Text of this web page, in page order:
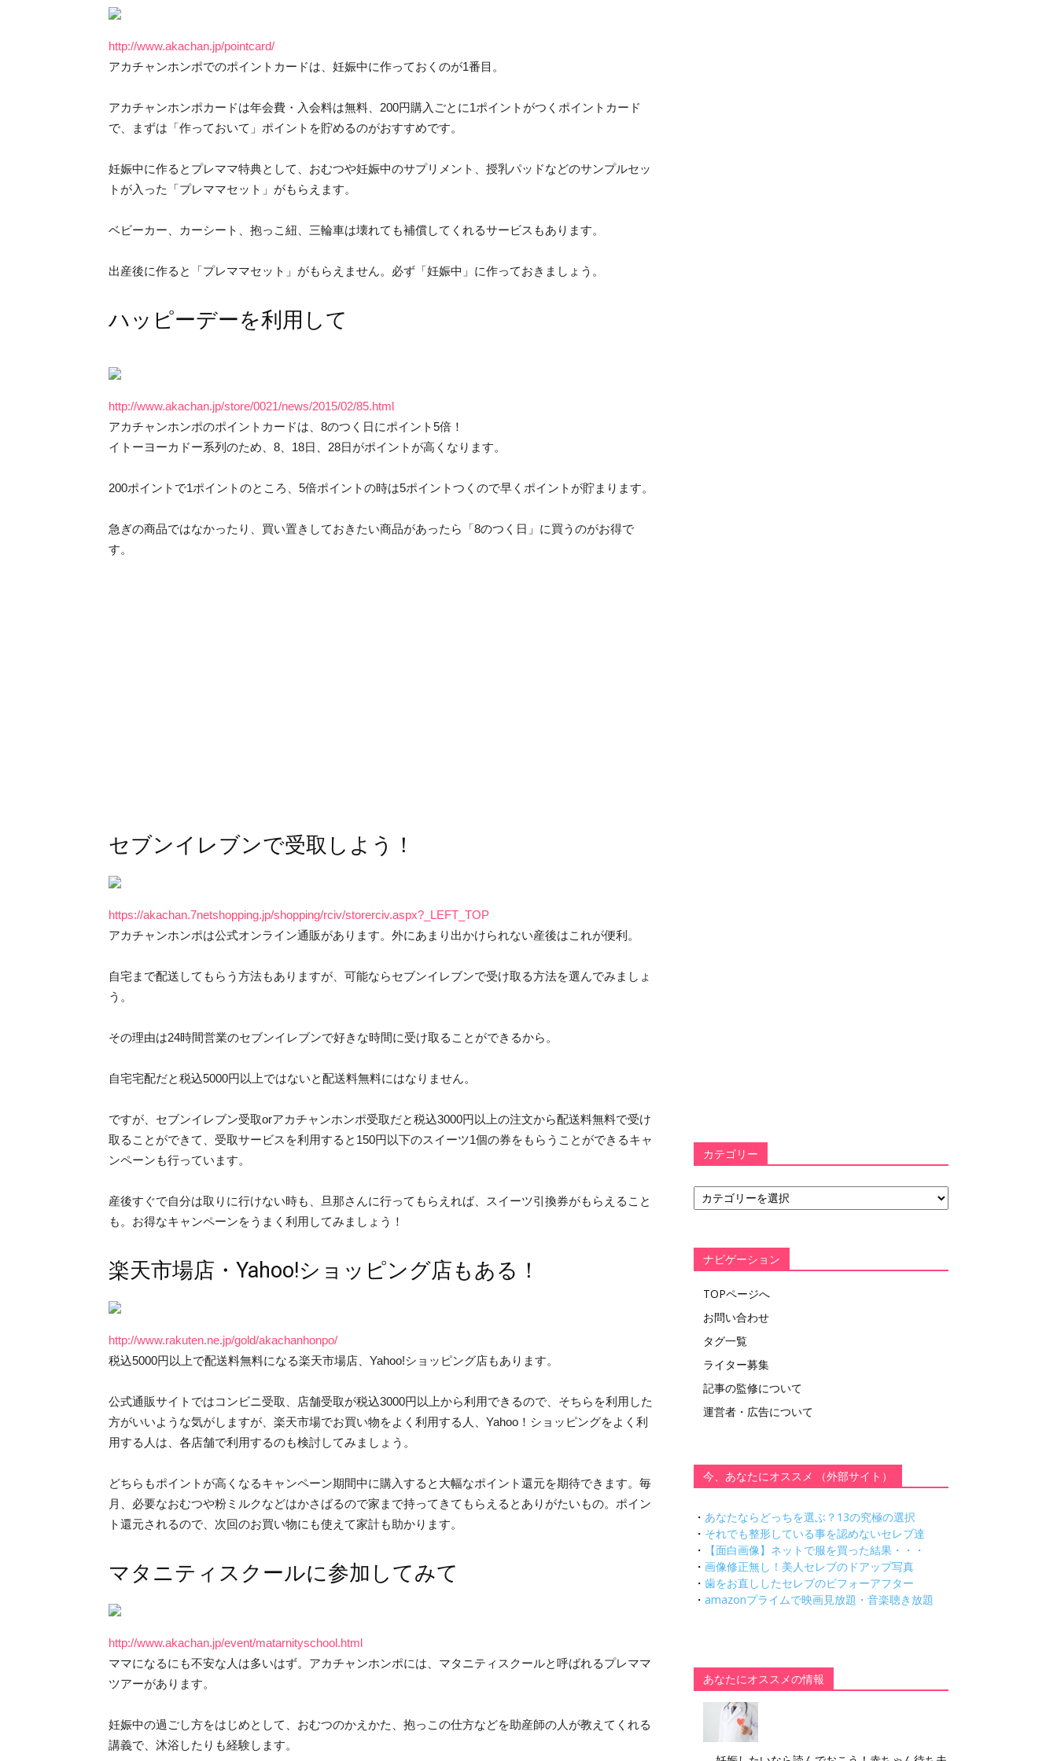
http://www.akachan.jp/pointcard/
アカチャンホンポでのポイントカードは、妊娠中に作っておくのが1番目。
アカチャンホンポカードは年会費・入会料は無料、200円購入ごとに1ポイントがつくポイントカード
で、まずは「作っておいて」ポイントを貯めるのがおすすめです。
妊娠中に作るとプレママ特典として、おむつや妊娠中のサプリメント、授乳パッドなどのサンプルセッ
トが入った「プレママセット」がもらえます。
ベビーカー、カーシート、抱っこ紐、三輪車は壊れても補償してくれるサービスもあります。
出産後に作ると「プレママセット」がもらえません。必ず「妊娠中」に作っておきましょう。
ハッピーデーを利用して
http://www.akachan.jp/store/0021/news/2015/02/85.html
アカチャンホンポのポイントカードは、8のつく日にポイント5倍！
イトーヨーカドー系列のため、8、18日、28日がポイントが高くなります。
200ポイントで1ポイントのところ、5倍ポイントの時は5ポイントつくので早くポイントが貯まります。
急ぎの商品ではなかったり、買い置きしておきたい商品があったら「8のつく日」に買うのがお得で
す。
セブンイレブンで受取しよう！
https://akachan.7netshopping.jp/shopping/rciv/storerciv.aspx?_LEFT_TOP
アカチャンホンポは公式オンライン通販があります。外にあまり出かけられない産後はこれが便利。
自宅まで配送してもらう方法もありますが、可能ならセブンイレブンで受け取る方法を選んでみましょ
う。
その理由は24時間営業のセブンイレブンで好きな時間に受け取ることができるから。
自宅宅配だと税込5000円以上ではないと配送料無料にはなりません。
ですが、セブンイレブン受取orアカチャンホンポ受取だと税込3000円以上の注文から配送料無料で受け
取ることができて、受取サービスを利用すると150円以下のスイーツ1個の券をもらうことができるキャ
ンペーンも行っています。
産後すぐで自分は取りに行けない時も、旦那さんに行ってもらえれば、スイーツ引換券がもらえること
も。お得なキャンペーンをうまく利用してみましょう！
楽天市場店・Yahoo!ショッピング店もある！
http://www.rakuten.ne.jp/gold/akachanhonpo/
税込5000円以上で配送料無料になる楽天市場店、Yahoo!ショッピング店もあります。
公式通販サイトではコンビニ受取、店舗受取が税込3000円以上から利用できるので、そちらを利用した
方がいいような気がしますが、楽天市場でお買い物をよく利用する人、Yahoo！ショッピングをよく利
用する人は、各店舗で利用するのも検討してみましょう。
どちらもポイントが高くなるキャンペーン期間中に購入すると大幅なポイント還元を期待できます。毎
月、必要なおむつや粉ミルクなどはかさばるので家まで持ってきてもらえるとありがたいもの。ポイン
ト還元されるので、次回のお買い物にも使えて家計も助かります。
マタニティスクールに参加してみて
http://www.akachan.jp/event/matarnityschool.html
ママになるにも不安な人は多いはず。アカチャンホンポには、マタニティスクールと呼ばれるプレママ
ツアーがあります。
妊娠中の過ごし方をはじめとして、おむつのかえかた、抱っこの仕方などを助産師の人が教えてくれる
講義で、沐浴したりも経験します。
カテゴリー
カ
テ
ー
ナビゲーション
TOPページへ
お問い合わせ
タグ一覧
ライター募集
記事の監修について
運営者・広告について
今、あなたにオススメ （外部サイト）
・ あなたならどっちを選ぶ？13の究極の選択
・ それでも整形している事を認めないセレブ達
・
【面白画像】ネットで服を買った結果・・・
・ 画像修正無し！美人セレブのドアップ写真
・ 歯をお直ししたセレブのビフォーアフター
・ amazonプライムで映画見放題・音楽聴き放題
あなたにオススメの情報